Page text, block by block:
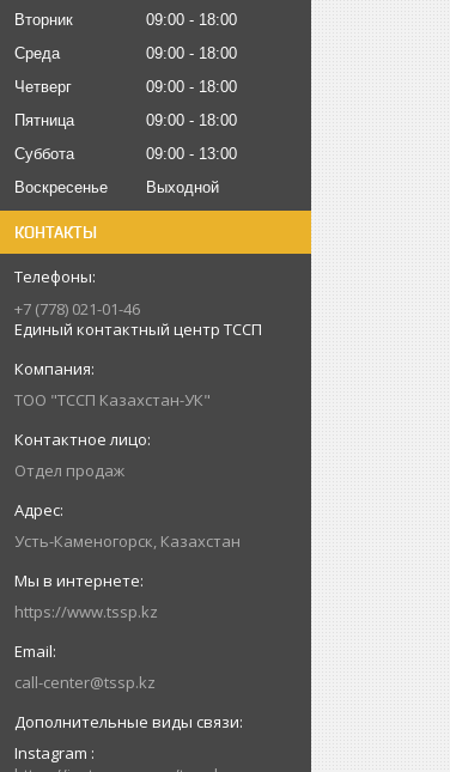
Вторник
09:00
18:00
Среда
09:00
18:00
Четверг
09:00
18:00
Пятница
09:00
18:00
Суббота
09:00
13:00
Воскресенье
Выходной
КОНТАКТЫ
+7 (778) 021-01-46
Единый контактный центр ТССП
ТОО "ТССП Казахстан-УК"
Отдел продаж
Усть-Каменогорск, Казахстан
https://www.tssp.kz
call-center@tssp.kz
Instagram